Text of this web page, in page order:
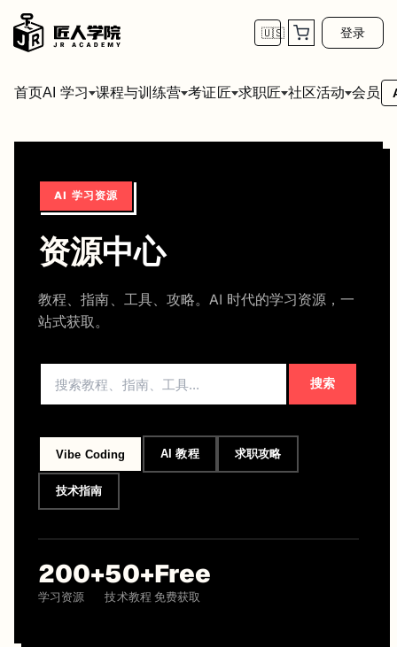
🇺🇸 登录
首页AI 学习 课程与训练营 考证匠 求职匠 社区活动 会员
AI 学习资源
资源中心
教程、指南、工具、攻略。AI 时代的学习资源，一
站式获取。
搜索
Vibe Coding AI 教程 求职攻略
技术指南
200+
学习资源
50+
技术教程
Free
免费获取